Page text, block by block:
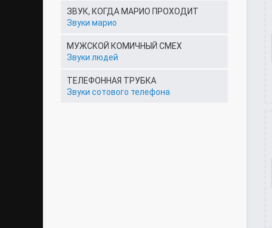
ЗВУК, КОГДА МАРИО ПРОХОДИТ
Звуки марио
МУЖСКОЙ КОМИЧНЫЙ СМЕХ
Звуки людей
ТЕЛЕФОННАЯ ТРУБКА
Звуки сотового телефона